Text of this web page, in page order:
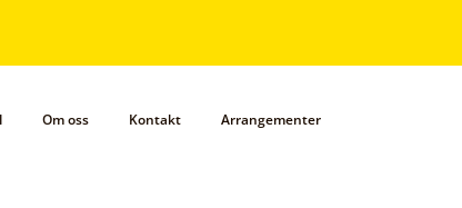
Om oss Kontakt Arrangementer